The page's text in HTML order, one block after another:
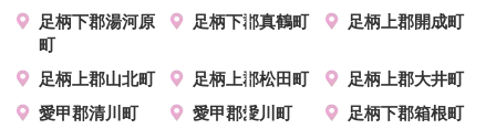
足柄下郡湯河原
町
足柄下郡真鶴町 足柄上郡開成町
足柄上郡山北町 足柄上郡松田町
足柄上郡大井町
愛甲郡清川町
愛甲郡愛川町
足柄下郡箱根町